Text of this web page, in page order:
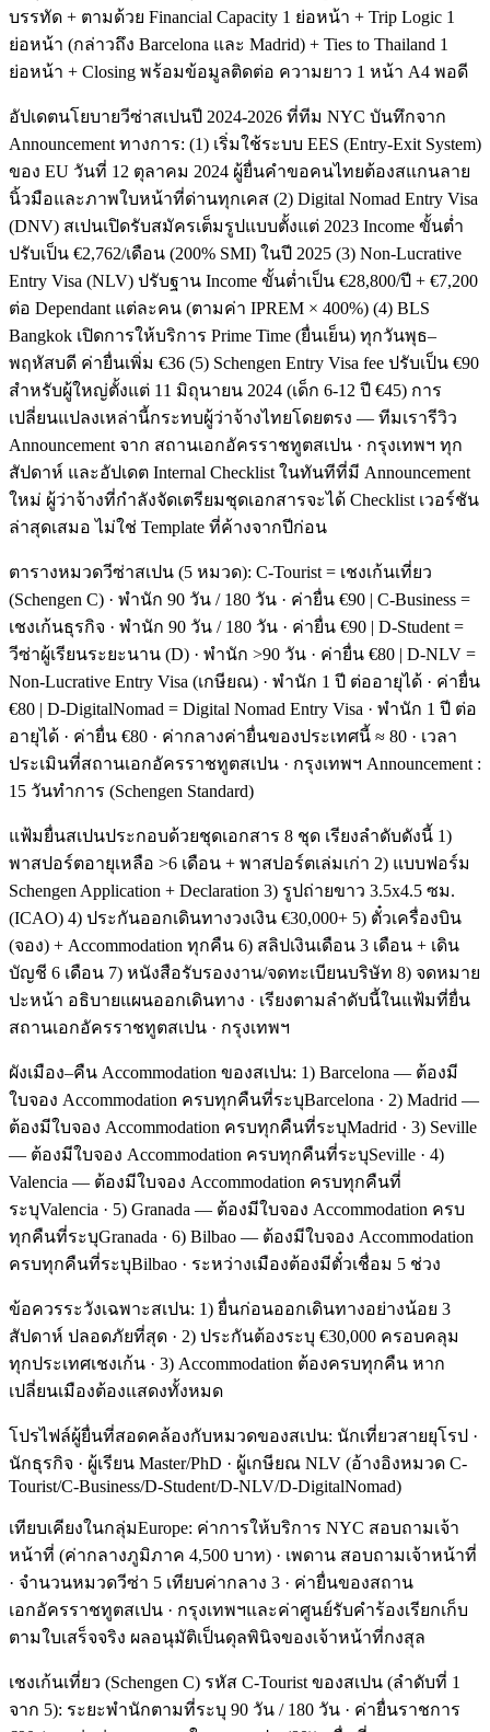
บรรทัด + ตามด้วย Financial Capacity 1 ย่อหน้า + Trip Logic 1
ย่อหน้า (กล่าวถึง Barcelona และ Madrid) + Ties to Thailand 1
ย่อหน้า + Closing พร้อมข้อมูลติดต่อ ความยาว 1 หน้า A4 พอดี
อัปเดตนโยบายวีซ่าสเปนปี 2024-2026 ที่ทีม NYC บันทึกจาก
Announcement ทางการ: (1) เริ่มใช้ระบบ EES (Entry-Exit System)
ของ EU วันที่ 12 ตุลาคม 2024 ผู้ยื่นคำขอคนไทยต้องสแกนลาย
นิ้วมือและภาพใบหน้าที่ด่านทุกเคส (2) Digital Nomad Entry Visa
(DNV) สเปนเปิดรับสมัครเต็มรูปแบบตั้งแต่ 2023 Income ขั้นต่ำ
ปรับเป็น €2,762/เดือน (200% SMI) ในปี 2025 (3) Non-Lucrative
Entry Visa (NLV) ปรับฐาน Income ขั้นต่ำเป็น €28,800/ปี + €7,200
ต่อ Dependant แต่ละคน (ตามค่า IPREM × 400%) (4) BLS
Bangkok เปิดการให้บริการ Prime Time (ยื่นเย็น) ทุกวันพุธ–
พฤหัสบดี ค่ายื่นเพิ่ม €36 (5) Schengen Entry Visa fee ปรับเป็น €90
สำหรับผู้ใหญ่ตั้งแต่ 11 มิถุนายน 2024 (เด็ก 6-12 ปี €45) การ
เปลี่ยนแปลงเหล่านี้กระทบผู้ว่าจ้างไทยโดยตรง — ทีมเรารีวิว
Announcement จาก สถานเอกอัครราชทูตสเปน · กรุงเทพฯ ทุก
สัปดาห์ และอัปเดต Internal Checklist ในทันทีที่มี Announcement
ใหม่ ผู้ว่าจ้างที่กำลังจัดเตรียมชุดเอกสารจะได้ Checklist เวอร์ชัน
ล่าสุดเสมอ ไม่ใช่ Template ที่ค้างจากปีก่อน
ตารางหมวดวีซ่าสเปน (5 หมวด): C-Tourist = เชงเก้นเที่ยว
(Schengen C) · พำนัก 90 วัน / 180 วัน · ค่ายื่น €90 | C-Business =
เชงเก้นธุรกิจ · พำนัก 90 วัน / 180 วัน · ค่ายื่น €90 | D-Student =
วีซ่าผู้เรียนระยะนาน (D) · พำนัก >90 วัน · ค่ายื่น €80 | D-NLV =
Non-Lucrative Entry Visa (เกษียณ) · พำนัก 1 ปี ต่ออายุได้ · ค่ายื่น
€80 | D-DigitalNomad = Digital Nomad Entry Visa · พำนัก 1 ปี ต่อ
อายุได้ · ค่ายื่น €80 · ค่ากลางค่ายื่นของประเทศนี้ ≈ 80 · เวลา
ประเมินที่สถานเอกอัครราชทูตสเปน · กรุงเทพฯ Announcement :
15 วันทำการ (Schengen Standard)
แฟ้มยื่นสเปนประกอบด้วยชุดเอกสาร 8 ชุด เรียงลำดับดังนี้ 1)
พาสปอร์ตอายุเหลือ >6 เดือน + พาสปอร์ตเล่มเก่า 2) แบบฟอร์ม
Schengen Application + Declaration 3) รูปถ่ายขาว 3.5x4.5 ซม.
(ICAO) 4) ประกันออกเดินทางวงเงิน €30,000+ 5) ตั๋วเครื่องบิน
(จอง) + Accommodation ทุกคืน 6) สลิปเงินเดือน 3 เดือน + เดิน
บัญชี 6 เดือน 7) หนังสือรับรองงาน/จดทะเบียนบริษัท 8) จดหมาย
ปะหน้า อธิบายแผนออกเดินทาง · เรียงตามลำดับนี้ในแฟ้มที่ยื่น
สถานเอกอัครราชทูตสเปน · กรุงเทพฯ
ผังเมือง–คืน Accommodation ของสเปน: 1) Barcelona — ต้องมี
ใบจอง Accommodation ครบทุกคืนที่ระบุBarcelona · 2) Madrid —
ต้องมีใบจอง Accommodation ครบทุกคืนที่ระบุMadrid · 3) Seville
— ต้องมีใบจอง Accommodation ครบทุกคืนที่ระบุSeville · 4)
Valencia — ต้องมีใบจอง Accommodation ครบทุกคืนที่
ระบุValencia · 5) Granada — ต้องมีใบจอง Accommodation ครบ
ทุกคืนที่ระบุGranada · 6) Bilbao — ต้องมีใบจอง Accommodation
ครบทุกคืนที่ระบุBilbao · ระหว่างเมืองต้องมีตั๋วเชื่อม 5 ช่วง
ข้อควรระวังเฉพาะสเปน: 1) ยื่นก่อนออกเดินทางอย่างน้อย 3
สัปดาห์ ปลอดภัยที่สุด · 2) ประกันต้องระบุ €30,000 ครอบคลุม
ทุกประเทศเชงเก้น · 3) Accommodation ต้องครบทุกคืน หาก
เปลี่ยนเมืองต้องแสดงทั้งหมด
โปรไฟล์ผู้ยื่นที่สอดคล้องกับหมวดของสเปน: นักเที่ยวสายยุโรป ·
นักธุรกิจ · ผู้เรียน Master/PhD · ผู้เกษียณ NLV (อ้างอิงหมวด C-
Tourist/C-Business/D-Student/D-NLV/D-DigitalNomad)
เทียบเคียงในกลุ่มEurope: ค่าการให้บริการ NYC สอบถามเจ้า
หน้าที่ (ค่ากลางภูมิภาค 4,500 บาท) · เพดาน สอบถามเจ้าหน้าที่
· จำนวนหมวดวีซ่า 5 เทียบค่ากลาง 3 · ค่ายื่นของสถาน
เอกอัครราชทูตสเปน · กรุงเทพฯและค่าศูนย์รับคำร้องเรียกเก็บ
ตามใบเสร็จจริง ผลอนุมัติเป็นดุลพินิจของเจ้าหน้าที่กงสุล
เชงเก้นเที่ยว (Schengen C) รหัส C-Tourist ของสเปน (ลำดับที่ 1
จาก 5): ระยะพำนักตามที่ระบุ 90 วัน / 180 วัน · ค่ายื่นราชการ